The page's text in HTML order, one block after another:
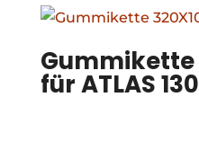
Gummikette
für ATLAS